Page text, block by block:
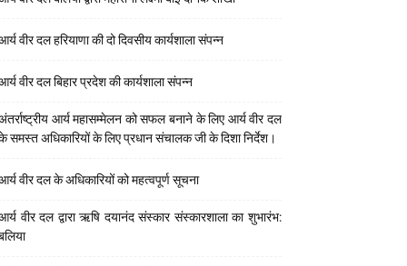
वीर दल हरियाणा की दो दिवसीय कार्यशाला संपन्न
वीर दल बिहार प्रदेश की कार्यशाला संपन्न
आर्य महासम्मेलन को सफल बनाने के लिए आर्य वीर दल
समस्त अधिकारियों के लिए प्रधान संचालक जी के दिशा निर्देश।
वीर दल के अधिकारियों को महत्वपूर्ण सूचना
वीर दल द्वारा ऋषि दयानंद संस्कार संस्कारशाला का शुभारंभ: